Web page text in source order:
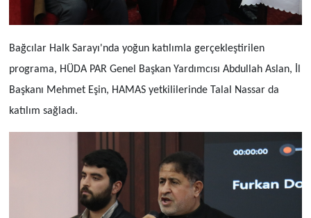
Bağcılar Halk Sarayı'nda yoğun katılımla gerçekleştirilen
programa, HÜDA PAR Genel Başkan Yardımcısı Abdullah Aslan, İl
Başkanı Mehmet Eşin, HAMAS yetkililerinde Talal Nassar da
katılım sağladı.